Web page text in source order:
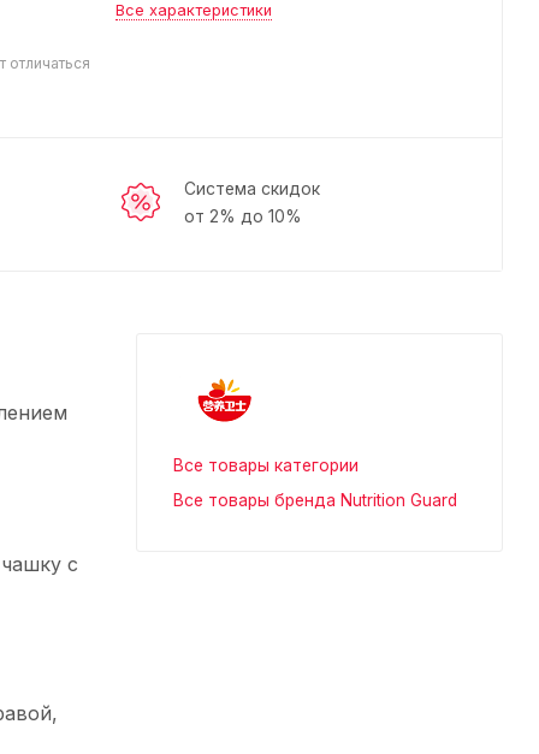
Все характеристики
Система скидок
от 2% до 10%
с
Все товары категории
Все товары бренда Nutrition Guard